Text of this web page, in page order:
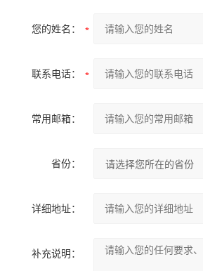
您的姓名：
联系电话：
常用邮箱：
省份：
详细地址：
补充说明：